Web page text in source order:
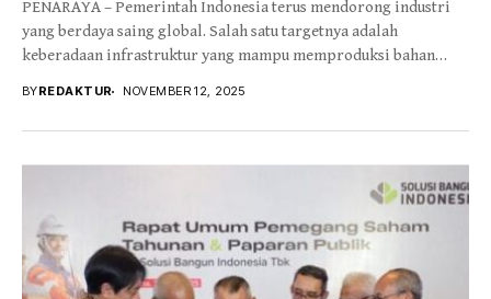
PENARAYA – Pemerintah Indonesia terus mendorong industri
yang berdaya saing global. Salah satu targetnya adalah
keberadaan infrastruktur yang mampu memproduksi bahan
BYREDAKTUR NOVEMBER 12, 2025